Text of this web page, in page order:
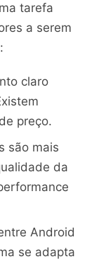
tarefa
a serem
claro
preço.
são mais
da
Android
se adapta